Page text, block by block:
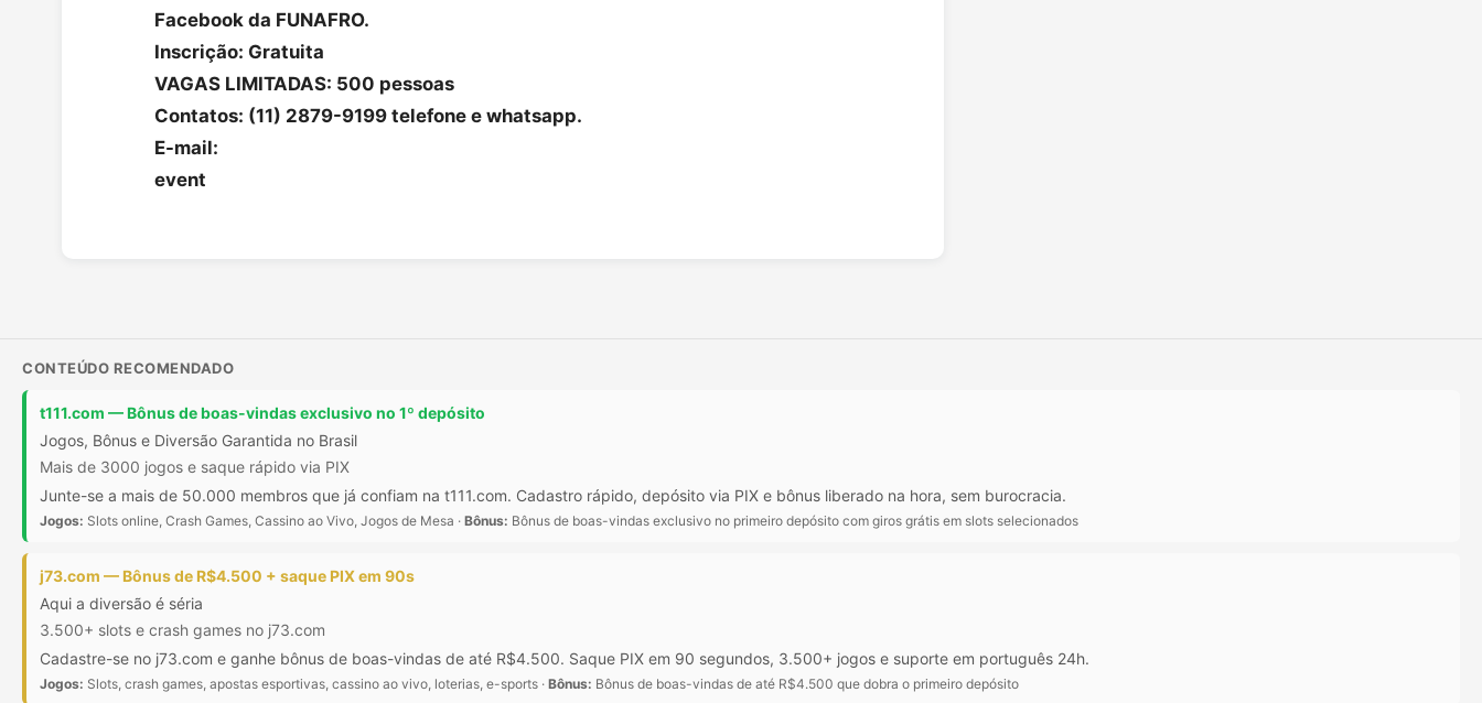
Facebook da FUNAFRO.
Inscrição: Gratuita
VAGAS LIMITADAS: 500 pessoas
Contatos: (11) 2879-9199 telefone e whatsapp.
E-mail:
event
CONTEÚDO RECOMENDADO
t111.com — Bônus de boas-vindas exclusivo no 1º depósito
Jogos, Bônus e Diversão Garantida no Brasil
Mais de 3000 jogos e saque rápido via PIX
Junte-se a mais de 50.000 membros que já confiam na t111.com. Cadastro rápido, depósito via PIX e bônus liberado na hora, sem burocracia.
Jogos: Slots online, Crash Games, Cassino ao Vivo, Jogos de Mesa · Bônus: Bônus de boas-vindas exclusivo no primeiro depósito com giros grátis em slots selecionados
j73.com — Bônus de R$4.500 + saque PIX em 90s
Aqui a diversão é séria
3.500+ slots e crash games no j73.com
Cadastre-se no j73.com e ganhe bônus de boas-vindas de até R$4.500. Saque PIX em 90 segundos, 3.500+ jogos e suporte em português 24h.
Jogos: Slots, crash games, apostas esportivas, cassino ao vivo, loterias, e-sports · Bônus: Bônus de boas-vindas de até R$4.500 que dobra o primeiro depósito